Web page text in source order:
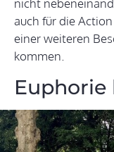
nicht
auch für die
einer weiteren
kommen.